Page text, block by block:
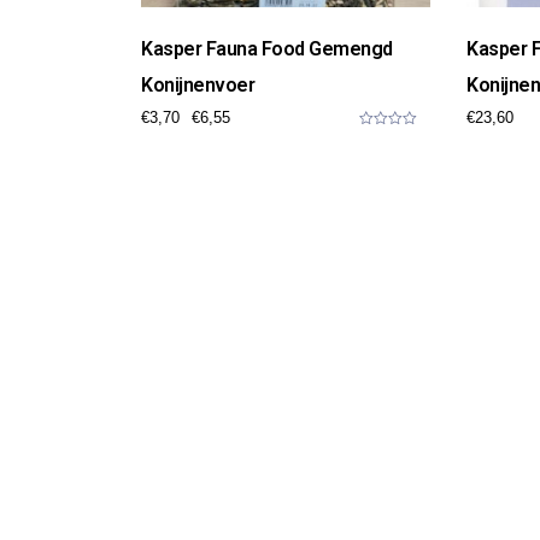
Kasper Fauna Food Gemengd
Konijnenvoer
€3,70 €6,55
Kasper
€23,60